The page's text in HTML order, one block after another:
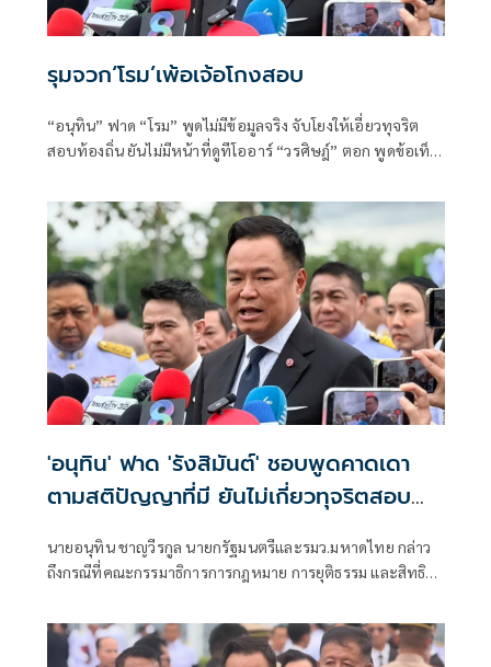
รุมจวก‘โรม’เพ้อเจ้อโกงสอบ
“อนุทิน” ฟาด “โรม” พูดไม่มีข้อมูลจริง จับโยงให้เอี่ยวทุจริต
สอบท้องถิ่น ยันไม่มีหน้าที่ดูทีโออาร์ “วรศิษฎ์” ตอก พูดข้อเท็จ
'อนุทิน' ฟาด 'รังสิมันต์' ชอบพูดคาดเดา
ตามสติปัญญาที่มี ยันไม่เกี่ยวทุจริตสอบ
นายอนุทิน ชาญวีรกูล นายกรัฐมนตรีและรมว.มหาดไทย กล่าว
ถึงกรณีที่คณะกรรมาธิการการกฎหมาย การยุติธรรม และสิทธิ
กรรมาธิการ มีการอ้างชื่อนายกรัฐมนตรี เข้าไปเกี่ยวข้องกับการ
ทุจริตสอบท้องถิ่น